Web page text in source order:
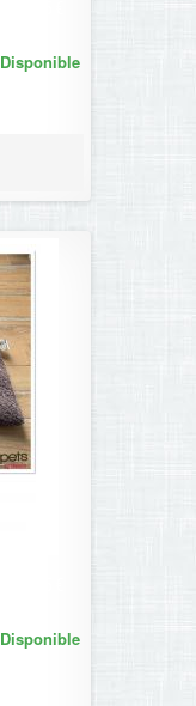
Disponible
Disponible